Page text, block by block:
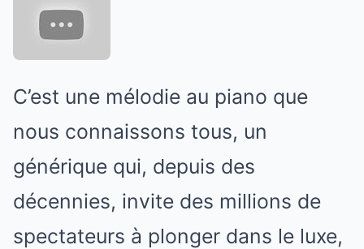
C’est une mélodie au piano que
nous connaissons tous, un
générique qui, depuis des
décennies, invite des millions de
spectateurs à plonger dans le luxe,